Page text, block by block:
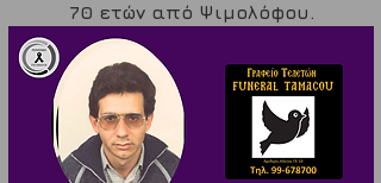
70 ετών από Ψιμολόφου.